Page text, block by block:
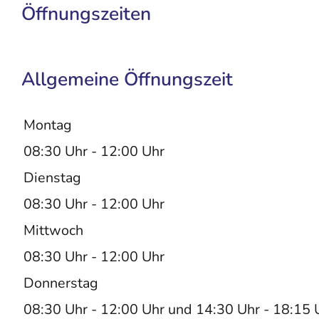
Öffnungszeiten
Allgemeine Öffnungszeit
Montag
08:30 Uhr - 12:00 Uhr
Dienstag
08:30 Uhr - 12:00 Uhr
Mittwoch
08:30 Uhr - 12:00 Uhr
Donnerstag
08:30 Uhr - 12:00 Uhr und 14:30 Uhr - 18:15